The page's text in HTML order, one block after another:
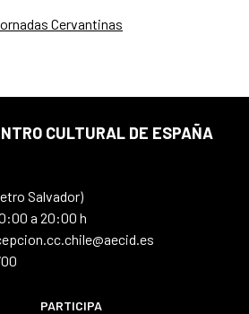
Cervantinas
CULTURAL DE ESPAÑA
Salvador)
a 20:00 h
PARTICIPA